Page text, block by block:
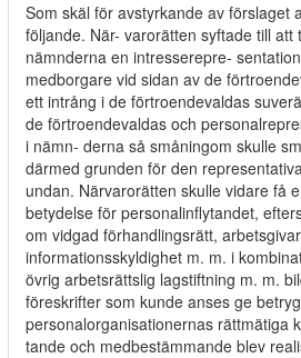
Som skäl för avstyrkande av förslaget
följande. När- varorätten syftade till att
nämnderna en intresserepre-
medborgare vid sidan av de
ett intrång i de förtroendevaldas
de förtroendevaldas och
i nämn- derna så småningom skulle
därmed grunden för den
undan. Närvarorätten skulle vidare få
betydelse för personalinflytandet,
om vidgad förhandlingsrätt,
informationsskyldighet m. m. i
övrig arbetsrättslig lagstiftning m. m.
föreskrifter som kunde anses ge
personalorganisationernas rättmätiga
tande och medbestämmande blev